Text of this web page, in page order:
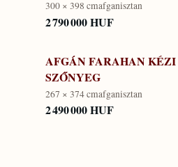
300 × 398 cmafganisztan
2 790 000 HUF
AFGÁN FARAHAN KÉZI
SZŐNYEG
267 × 374 cmafganisztan
2 490 000 HUF